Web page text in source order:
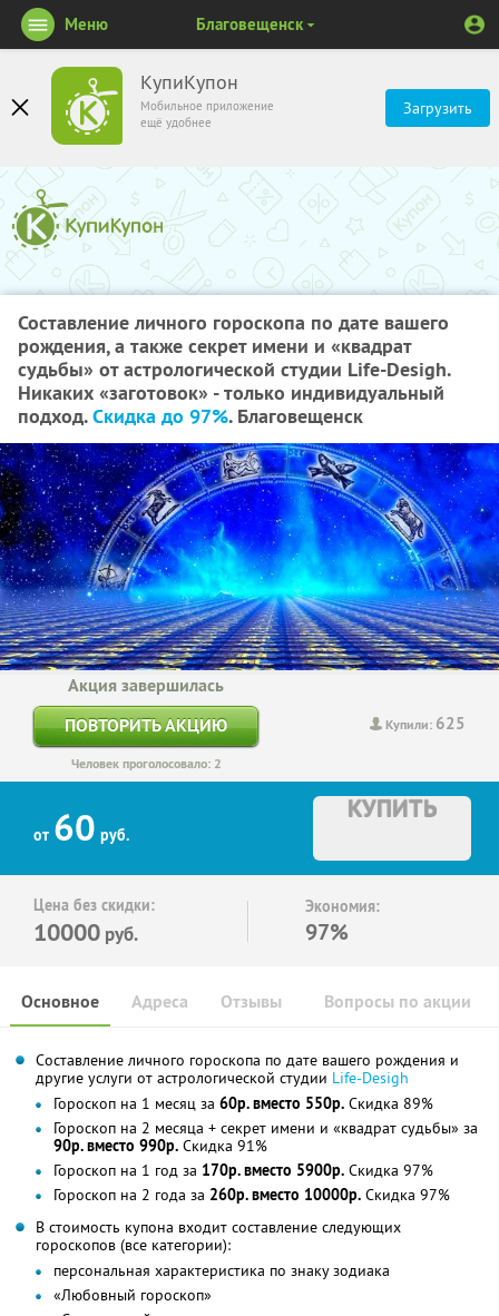
КупиКупон
Мобильное приложение
ещё удобнее
Загрузить
Меню Благовещенск
Составление личного гороскопа по дате вашего
рождения, а также секрет имени и «квадрат
судьбы» от астрологической студии Life-Desigh.
Никаких «заготовок» - только индивидуальный
подход.Скидка до 97%. Благовещенск
Купили: 625
Акция завершилась
ПОВТОРИТЬ АКЦИЮ
Человек проголосовало: 2
от 60 руб.
КУПИТЬ
Цена без скидки:
10000 руб.
Экономия:
97%
Основное Отзывы Вопросы по акции
Адреса
Составление личного гороскопа по дате вашего рождения и
другие услуги от астрологической студии Life-Desigh
Гороскоп на 1 месяц за 60р. вместо 550р. Скидка 89%
Гороскоп на 2 месяца + секрет имени и «квадрат судьбы» за
90р. вместо 990р. Скидка 91%
Гороскоп на 1 год за 170р. вместо 5900р. Скидка 97%
Гороскоп на 2 года за 260р. вместо 10000р. Скидка 97%
В стоимость купона входит составление следующих
гороскопов (все категории):
персональная характеристика по знаку зодиака
«Любовный гороскоп»